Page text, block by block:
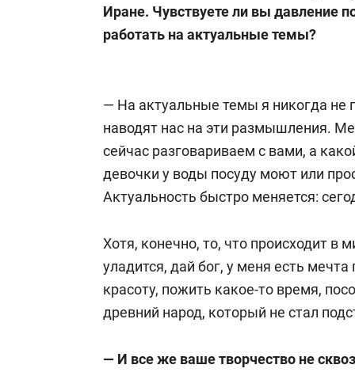
Иране. Чувствуете ли вы давление
работать на актуальные темы?
— На актуальные темы я никогда не
наводят нас на эти размышления.
сейчас разговариваем с вами, а
девочки у воды посуду моют или
Актуальность быстро меняется:
Хотя, конечно, то, что происходит в
уладится, дай бог, у меня есть
красоту, пожить какое-то время,
древний народ, который не стал
— И все же ваше творчество не